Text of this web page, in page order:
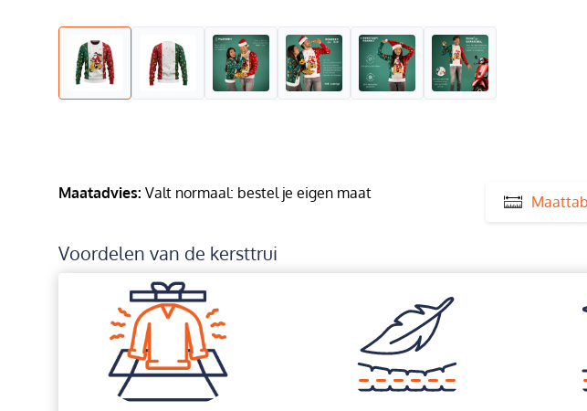
Maatadvies: Valt normaal: bestel je eigen maat
Voordelen van de kersttrui